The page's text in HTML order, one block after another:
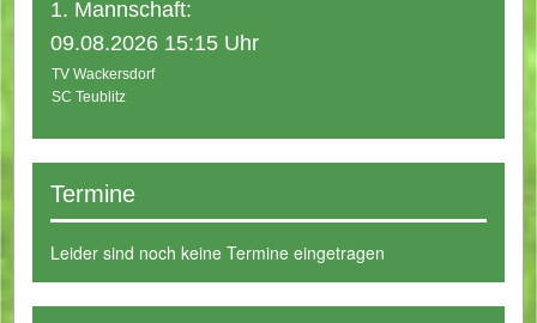
1. Mannschaft:
09.08.2026 15:15 Uhr
TV Wackersdorf
SC Teublitz
Termine
Leider sind noch keine Termine eingetragen